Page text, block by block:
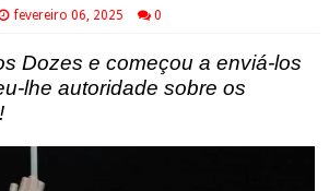
fevereiro 06, 2025 0
Dozes e começou a enviá-los
lhe autoridade sobre os